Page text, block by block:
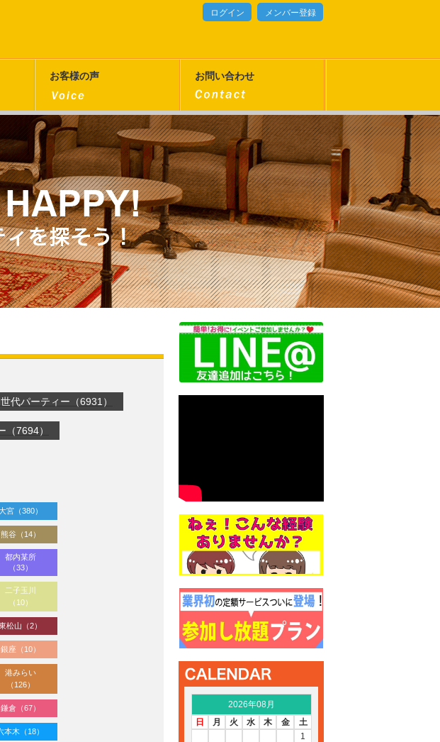
ログイン メンバー登録
お客様の声 お問い合わせ
代パーティー（6931）
（7694）
宮（380）
熊谷（14）
都内某所
（33）
二子玉川
（10）
松山（2）
銀座（10）
港みらい
（126）
鎌倉（67）
本木（18）
2026年08月
日
月 火 水 木 金
土
1